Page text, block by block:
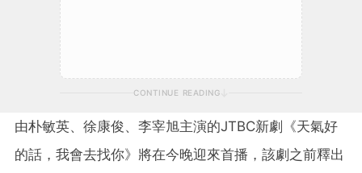
CONTINUE READING
由朴敏英、徐康俊、李宰旭主演的JTBC新劇《天氣好
的話，我會去找你》將在今晚迎來首播，該劇之前釋出